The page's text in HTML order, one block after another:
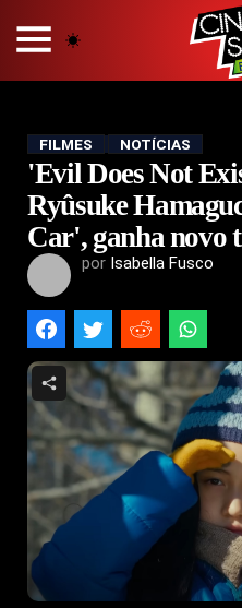
POLÍTICA DE
TERMOS E CONDIÇÕES
CONTATO
Hot
Popular
Tendência
Filmes
Séries
Novelas
FILMES NOTÍCIAS
'Evil Does Not
Ryûsuke
Car', ganha novo
por Isabella Fusco